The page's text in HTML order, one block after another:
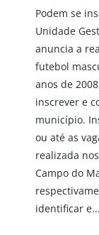
Podem se
Unidade
anuncia a
futebol
anos de
inscrever e
município.
ou até as
realizada
Campo do
identificar e...